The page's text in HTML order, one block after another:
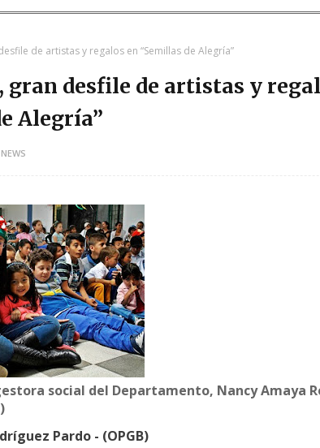
de artistas y regalos en “Semillas de Alegría”
gran desfile de artistas y
Alegría”
social del Departamento, Nancy Amaya
Pardo - (OPGB)